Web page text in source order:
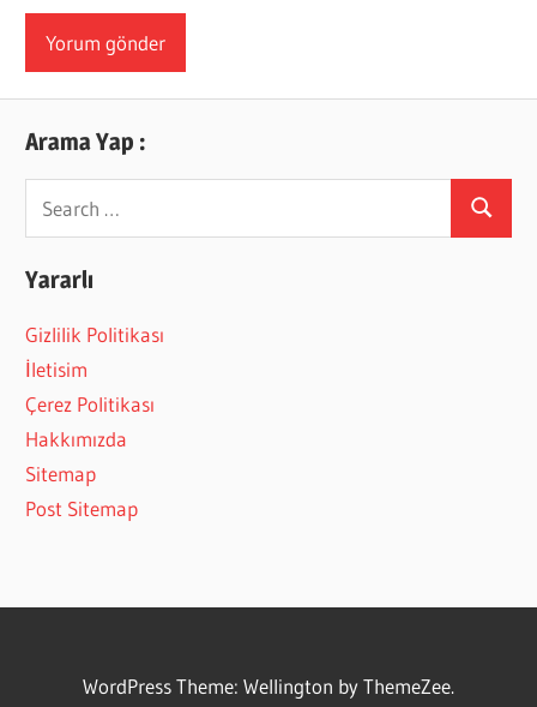
Arama Yap :
Search
Yararlı
Gizlilik Politikası
İletisim
Çerez Politikası
Hakkımızda
Sitemap
Post Sitemap
WordPress Theme: Wellington by ThemeZee.